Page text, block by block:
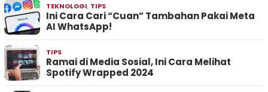
TEKNOLOGI, TIPS
Ini Cara Cari “Cuan” Tambahan Pakai Meta
AI WhatsApp!
TIPS
Ramai di Media Sosial, Ini Cara Melihat
Spotify Wrapped 2024